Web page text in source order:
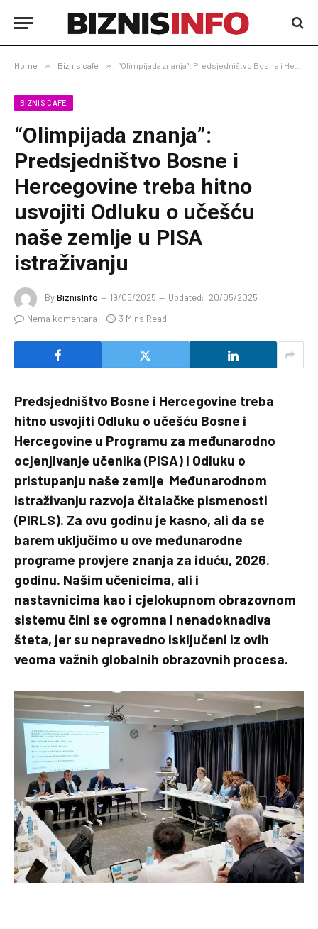
Home » Biznis cafe » “Olimpijada znanja”: Predsjedništvo Bosne i Hercegovine treba hitno usvojiti Odluku o učešću naše zemlje u PISA istraživanju
BIZNIS CAFE
“Olimpijada znanja”:
Predsjedništvo Bosne i
Hercegovine treba hitno
usvojiti Odluku o učešću
naše zemlje u PISA
istraživanju
ByBiznisInfo 19/05/2025 Updated: 20/05/2025
Nema komentara
3 Mins Read
Predsjedništvo Bosne i Hercegovine treba
hitno usvojiti Odluku o učešću Bosne i
Hercegovine u Programu za međunarodno
ocjenjivanje učenika (PISA) i Odluku o
pristupanju naše zemlje Međunarodnom
istraživanju razvoja čitalačke pismenosti
(PIRLS). Za ovu godinu je kasno, ali da se
barem uključimo u ove međunarodne
programe provjere znanja za iduću, 2026.
godinu. Našim učenicima, ali i
nastavnicima kao i cjelokupnom obrazovnom
sistemu čini se ogromna i nenadoknadiva
šteta, jer su nepravedno isključeni iz ovih
veoma važnih globalnih obrazovnih procesa.